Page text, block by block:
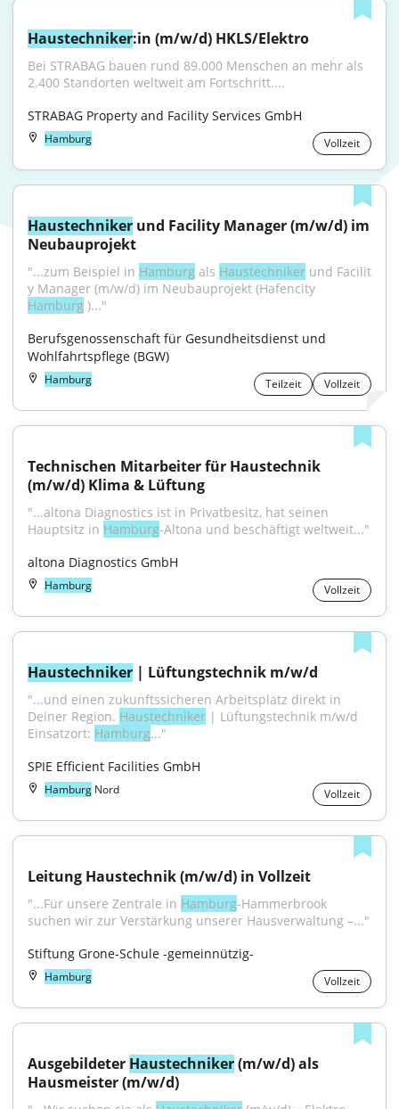
Haustechniker:in (m/w/d) HKLS/Elektro
Bei STRABAG bauen rund 89.000 Menschen an mehr als
2.400 Standorten weltweit am Fortschritt....
STRABAG Property and Facility Services GmbH
Hamburg Vollzeit
Haustechniker und Facility Manager (m/w/d) im
Neubauprojekt
"...zum Beispiel in Hamburg als Haustechniker und Facilit
Hamburg )..."
Berufsgenossenschaft für Gesundheitsdienst und
Wohlfahrtspflege (BGW)
Hamburg Teilzeit Vollzeit
Technischen Mitarbeiter für Haustechnik
(m/w/d) Klima & Lüftung
"...altona Diagnostics ist in Privatbesitz, hat seinen
Hauptsitz in Hamburg-Altona und beschäftigt weltweit..."
altona Diagnostics GmbH
Hamburg Vollzeit
Haustechniker | Lüftungstechnik m/w/d
"...und einen zukunftssicheren Arbeitsplatz direkt in
Deiner Region. Haustechniker | Lüftungstechnik m/w/d
Einsatzort: Hamburg..."
SPIE Efficient Facilities GmbH
Hamburg Nord Vollzeit
Leitung Haustechnik (m/w/d) in Vollzeit
"...Für unsere Zentrale in Hamburg-Hammerbrook
suchen wir zur Verstärkung unserer Hausverwaltung –..."
Stiftung Grone-Schule -gemeinnützig-
Hamburg Vollzeit
Ausgebildeter Haustechniker (m/w/d) als
Hausmeister (m/w/d)